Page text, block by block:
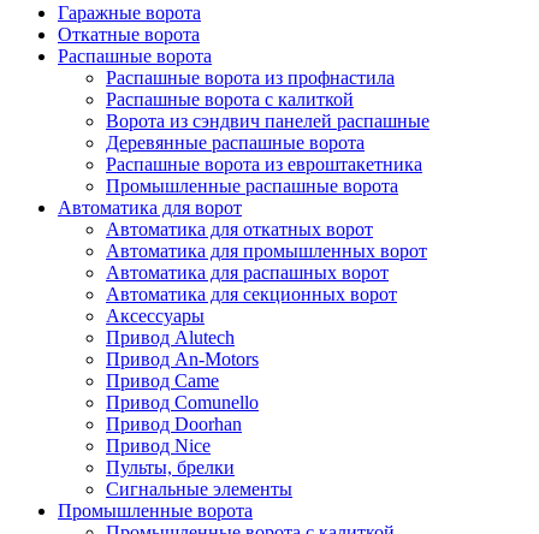
Гаражные ворота
Откатные ворота
Распашные ворота
Распашные ворота из профнастила
Распашные ворота с калиткой
Ворота из сэндвич панелей распашные
Деревянные распашные ворота
Распашные ворота из евроштакетника
Промышленные распашные ворота
Автоматика для ворот
Автоматика для откатных ворот
Автоматика для промышленных ворот
Автоматика для распашных ворот
Автоматика для секционных ворот
Аксессуары
Привод Alutech
Привод An-Motors
Привод Came
Привод Comunello
Привод Doorhan
Привод Nice
Пульты, брелки
Сигнальные элементы
Промышленные ворота